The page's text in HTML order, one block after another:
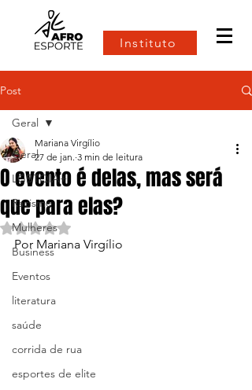
Instituto
Post
Geral
LGBTQIA+
Racismo
Mulheres
Business
Eventos
literatura
saúde
corrida de rua
esportes de elite
Geral
O evento é delas, mas será
que para elas?
Mariana Virgílio
27 de jan. 3 min de leitura
Avaliado com NaN de 5 estrelas.
Por Mariana Virgílio